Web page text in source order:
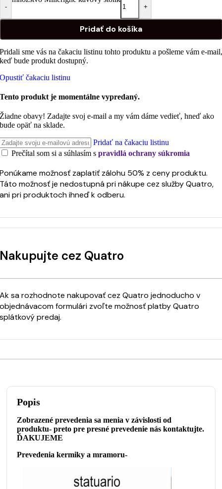
- +
Pridať do košíka
Pridali sme vás na čakaciu listinu tohto produktu a pošleme vám e-mail,
keď bude produkt dostupný.
Opustiť čakaciu listinu
Tento produkt je momentálne vypredaný.
Žiadne obavy! Zadajte svoj e-mail a my vám dáme vedieť, hneď ako
bude opäť na sklade.
Pridať na čakaciu listinu
Prečítal som si a súhlasím s pravidlá ochrany súkromia
Ponúkame možnosť zaplatiť zálohu 50% z ceny produktu.
Táto možnosť je nedostupná pri nákupe cez služby Quatro,
ani pri produktoch ihneď k odberu.
Nakupujte cez Quatro
Ak sa rozhodnote nakupovať cez Quatro jednoducho v
objednávacom formulári zvoľte možnosť platby Quatro
splátkový predaj.
Popis
Zobrazené prevedenia sa menia v závislosti od
produktu- preto pre presné prevedenie nás kontaktujte.
ĎAKUJEME
Prevedenia kermiky a mramoru-